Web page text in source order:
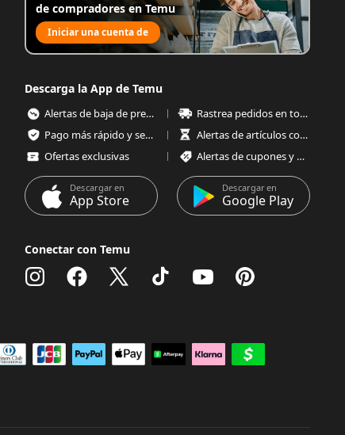
de compradores en Temu
Iniciar una cuenta de
venta
Descarga la App de Temu
Alertas de baja de precios
Rastrea pedidos en todo momento
Pago más rápido y seguro
Alertas de artículos con poco stock
Ofertas exclusivas
Alertas de cupones y ofertas
Descargar en
App Store
Descargar en
Google Play
Conectar con Temu